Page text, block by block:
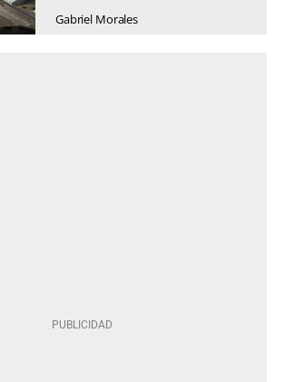
Gabriel Morales